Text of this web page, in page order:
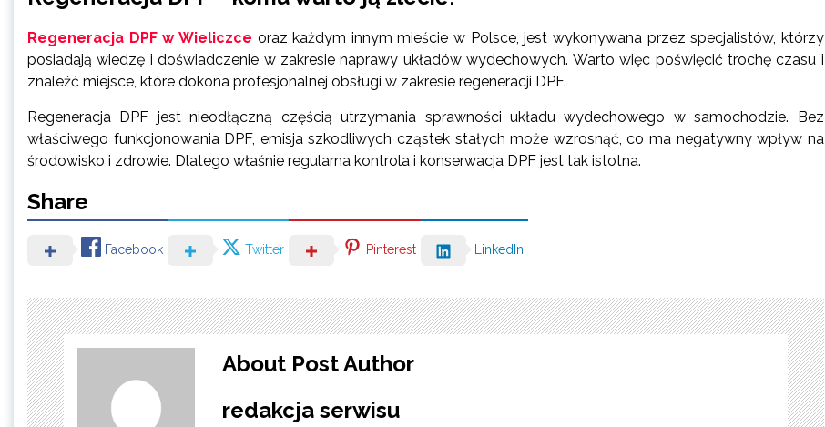
Regeneracja DPF w Wieliczce oraz każdym innym mieście w Polsce, jest wykonywana przez specjalistów, którzy
posiadają wiedzę i doświadczenie w zakresie naprawy układów wydechowych. Warto więc poświęcić trochę czasu i
znaleźć miejsce, które dokona profesjonalnej obsługi w zakresie regeneracji DPF.
Regeneracja DPF jest nieodłączną częścią utrzymania sprawności układu wydechowego w samochodzie. Bez
właściwego funkcjonowania DPF, emisja szkodliwych cząstek stałych może wzrosnąć, co ma negatywny wpływ na
środowisko i zdrowie. Dlatego właśnie regularna kontrola i konserwacja DPF jest tak istotna.
Share
Facebook Twitter Pinterest LinkedIn
About Post Author
redakcja serwisu